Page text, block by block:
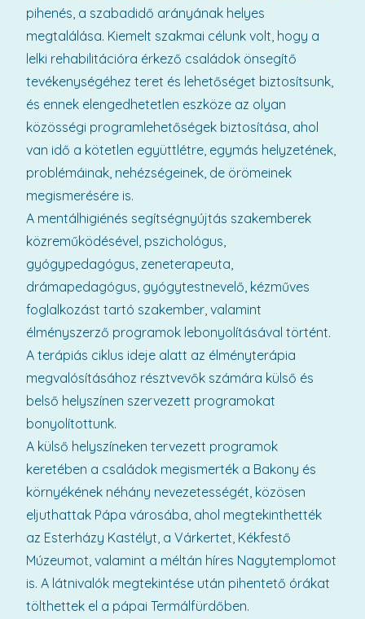
pihenés, a szabadidő arányának helyes
megtalálása. Kiemelt szakmai célunk volt, hogy a
lelki rehabilitációra érkező családok önsegítő
tevékenységéhez teret és lehetőséget biztosítsunk,
és ennek elengedhetetlen eszköze az olyan
közösségi programlehetőségek biztosítása, ahol
van idő a kötetlen együttlétre, egymás helyzetének,
problémáinak, nehézségeinek, de örömeinek
megismerésére is.
A mentálhigiénés segítségnyújtás szakemberek
közreműködésével, pszichológus,
gyógypedagógus, zeneterapeuta,
drámapedagógus, gyógytestnevelő, kézműves
foglalkozást tartó szakember, valamint
élményszerző programok lebonyolításával történt.
A terápiás ciklus ideje alatt az élményterápia
megvalósításához résztvevők számára külső és
belső helyszínen szervezett programokat
bonyolítottunk.
A külső helyszíneken tervezett programok
keretében a családok megismerték a Bakony és
környékének néhány nevezetességét, közösen
eljuthattak Pápa városába, ahol megtekinthették
az Esterházy Kastélyt, a Várkertet, Kékfestő
Múzeumot, valamint a méltán híres Nagytemplomot
is. A látnivalók megtekintése után pihentető órákat
tölthettek el a pápai Termálfürdőben.